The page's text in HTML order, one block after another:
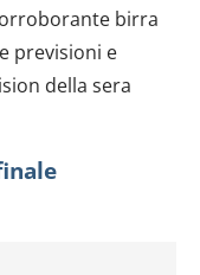
birra
previsioni e
della sera